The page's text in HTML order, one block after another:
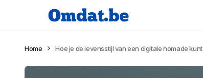
Home Hoe je de levensstijl van een digitale nomade